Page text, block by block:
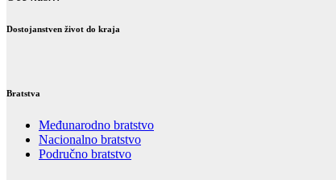
Dostojanstven život do kraja
Bratstva
Međunarodno bratstvo
Nacionalno bratstvo
Područno bratstvo